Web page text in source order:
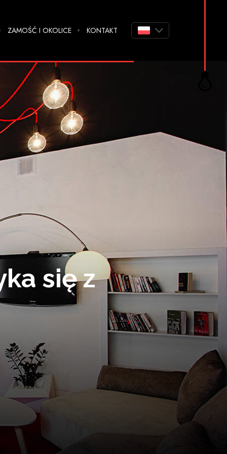
ZAMOŚĆ I OKOLICE KONTAKT
czy szkolenie. Zmieści
i dostęp do WiFi.